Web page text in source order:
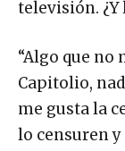
televisión. ¿Y
“Algo que no
Capitolio,
me gusta la
lo censuren